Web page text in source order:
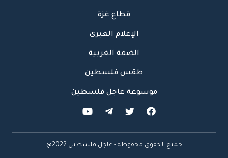
قطاع غزة
الإعلام العبري
الضفة الغربية
طقس فلسطين
موسوعة عاجل فلسطين
جميع الحقوق محفوظة - عاجل فلسطين 2022@